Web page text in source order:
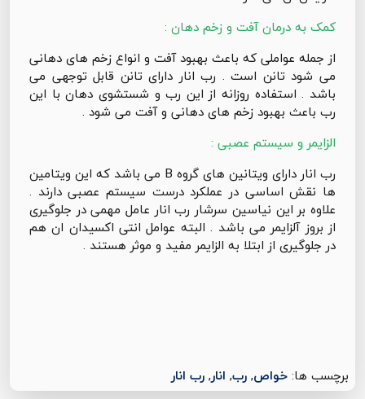
کمک به درمان آفت و زخم دهان :
از جمله عواملی که باعث بهبود آفت و انواع زخم های دهانی
می شود تانن است . رب انار دارای تانن قابل توجهی می
باشد . استفاده روزانه از این رب و شستشوی دهان با این
رب باعث بهبود زخم های دهانی و آفت می شود .
الزایمر و سیستم عصبی :
رب انار دارای ویتانین های گروه B می باشد که این ویتامین
ها نقش اساسی در عملکرد درست سیستم عصبی دارند .
علاوه بر این نیاسین سرشار رب انار عامل مهمی در جلوگیری
از بروز آلزایمر می باشد . البته عوامل انتی اکسیدان ان هم
در جلوگیری از ابتلا به الزایمر مفید و موثر هستند .
برچسب ها:خواص,رب, انار,رب انار